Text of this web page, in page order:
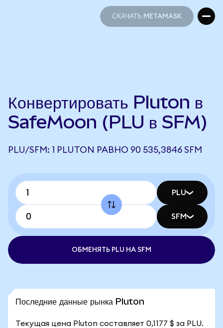
СКАЧАТЬ METAMASK
Конвертировать Pluton в
SafeMoon (PLU в SFM)
PLU/SFM: 1 PLUTON РАВНО 90 535,3846 SFM
PLU
SFM
ОБМЕНЯТЬ PLU НА SFM
Последние данные рынка Pluton
Текущая цена Pluton составляет 0,1177 $ за PLU.